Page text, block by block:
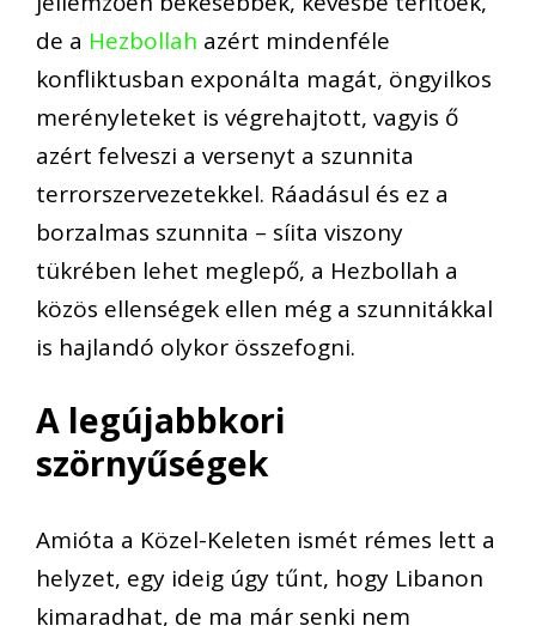
de a Hezbollah azért mindenféle
konfliktusban exponálta magát, öngyilkos
merényleteket is végrehajtott, vagyis ő
azért felveszi a versenyt a szunnita
terrorszervezetekkel. Ráadásul és ez a
borzalmas szunnita – síita viszony
tükrében lehet meglepő, a Hezbollah a
közös ellenségek ellen még a szunnitákkal
is hajlandó olykor összefogni.
A legújabbkori
szörnyűségek
Amióta a Közel-Keleten ismét rémes lett a
helyzet, egy ideig úgy tűnt, hogy Libanon
kimaradhat, de ma már senki nem